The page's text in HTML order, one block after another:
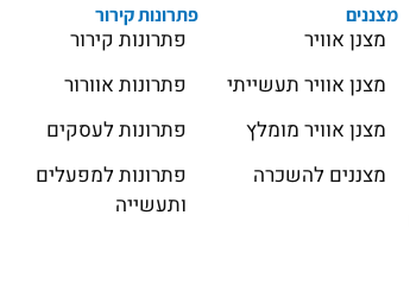
מצננים
מצנן אוויר
מצנן אוויר תעשייתי
מצנן אוויר מומלץ
מצננים להשכרה
פתרונות קירור
פתרונות קירור
פתרונות אוורור
פתרונות לעסקים
פתרונות למפעלים
ותעשייה